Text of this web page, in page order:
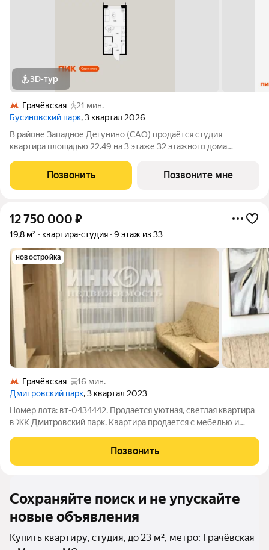
3D-тур
Грачёвская
21 мин.
Бусиновский парк, 3 квартал 2026
В районе Западное Дегунино (САО) продаётся студия
квартира площадью 22.49 на 3 этаже 32 этажного дома
расположение: 20 минут пешком до станций метро «Ховрино»
и 15 минут от МЦД «Грачёвская».
Позвонить Позвоните мне
12 750 000 ₽
19,8 м² квартира-студия 9 этаж из 33
новостройка
Грачёвская
16 мин.
Дмитровский парк, 3 квартал 2023
Номер лота: вт-0434442. Продается уютная, светлая квартира
в ЖК Дмитровский парк. Квартира продается с мебелью и
проживания. Окна во двор. 1 взрослый собственник. Без
обременений. Свободная продажа.
Позвонить
Сохраняйте поиск и не упускайте
новые объявления
Купить квартиру, студия, до 23 м², метро: Грачёвская